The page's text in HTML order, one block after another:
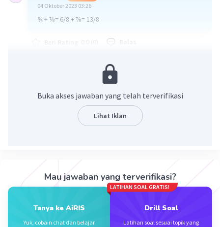
04 Oktober 2023 03:26
¾ + ⅞= 6/8 + ⅞= 13/8
Balas
Iklan
Buka akses jawaban yang telah terverifikasi
Lihat Iklan
Mau jawaban yang terverifikasi?
Tanya ke AiRIS
Yuk, cobain chat dan belajar
LATIHAN SOAL GRATIS!
Drill Soal
Latihan soal sesuai topik yang